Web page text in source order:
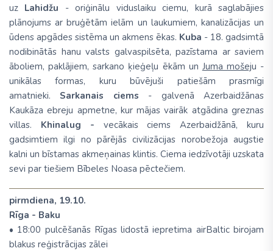
uz Lahidžu - oriģinālu viduslaiku ciemu, kurā saglabājies
plānojums ar bruģētām ielām un laukumiem, kanalizācijas un
ūdens apgādes sistēma un akmens ēkas. Kuba - 18. gadsimtā
nodibinātās hanu valsts galvaspilsēta, pazīstama ar saviem
āboliem, paklājiem, sarkano ķieģeļu ēkām un Juma mošeju -
unikālas formas, kuru būvējuši patiešām prasmīgi
amatnieki.Sarkanais ciems - galvenā Azerbaidžānas
Kaukāza ebreju apmetne, kur mājas vairāk atgādina greznas
villas. Khinalug - vecākais ciems Azerbaidžānā, kuru
gadsimtiem ilgi no pārējās civilizācijas norobežoja augstie
kalni un bīstamas akmeņainas klintis. Ciema iedzīvotāji uzskata
sevi par tiešiem Bībeles Noasa pēctečiem.
pirmdiena, 19.10.
Rīga - Baku
• 18:00 pulcēšanās Rīgas lidostā iepretima airBaltic birojam
blakus reģistrācijas zālei